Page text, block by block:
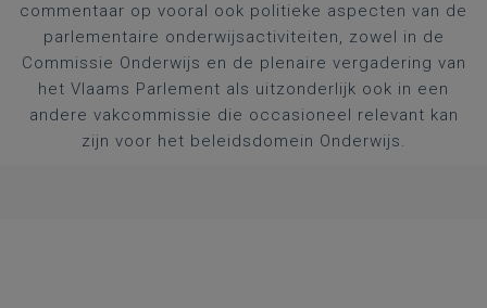
commentaar op vooral ook politieke aspecten van de
parlementaire onderwijsactiviteiten, zowel in de
Commissie Onderwijs en de plenaire vergadering van
het Vlaams Parlement als uitzonderlijk ook in een
andere vakcommissie die occasioneel relevant kan
zijn voor het beleidsdomein Onderwijs.